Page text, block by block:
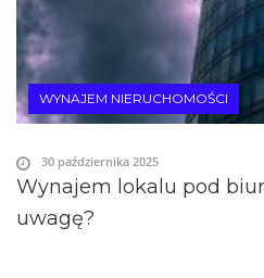
WYNAJEM NIERUCHOMOŚCI
Wynajem lokalu pod
uwagę?
30 października 2025